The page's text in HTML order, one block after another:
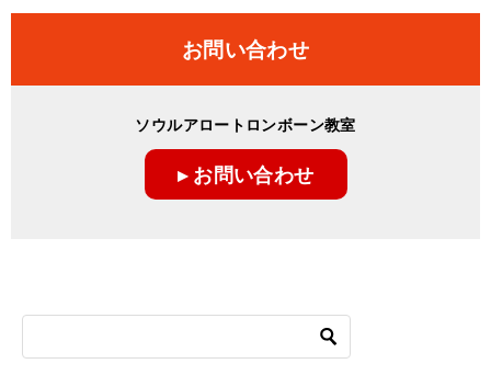
お問い合わせ
ソウルアロートロンボーン教室
▸ お問い合わせ